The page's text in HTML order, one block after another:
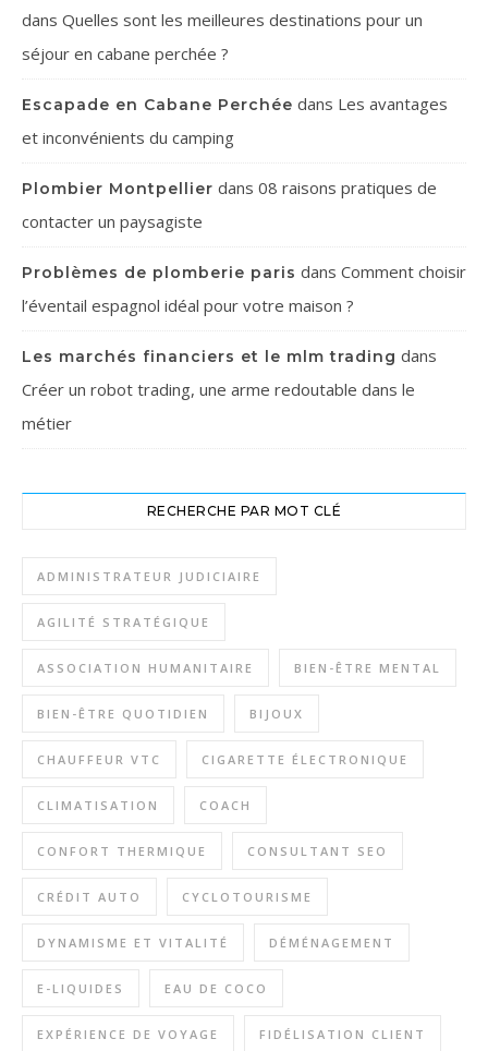
dans Quelles sont les meilleures destinations pour un
séjour en cabane perchée ?
Escapade en Cabane Perchée dans Les avantages
et inconvénients du camping
Plombier Montpellier dans 08 raisons pratiques de
contacter un paysagiste
Problèmes de plomberie paris dans Comment choisir
l’éventail espagnol idéal pour votre maison ?
Les marchés financiers et le mlm trading dans
Créer un robot trading, une arme redoutable dans le
métier
RECHERCHE PAR MOT CLÉ
ADMINISTRATEUR JUDICIAIRE
AGILITÉ STRATÉGIQUE
ASSOCIATION HUMANITAIRE BIEN-ÊTRE MENTAL
BIEN-ÊTRE QUOTIDIEN BIJOUX
CHAUFFEUR VTC CIGARETTE ÉLECTRONIQUE
CLIMATISATION COACH
CONFORT THERMIQUE CONSULTANT SEO
CRÉDIT AUTO CYCLOTOURISME
DYNAMISME ET VITALITÉ DÉMÉNAGEMENT
E-LIQUIDES EAU DE COCO
EXPÉRIENCE DE VOYAGE FIDÉLISATION CLIENT